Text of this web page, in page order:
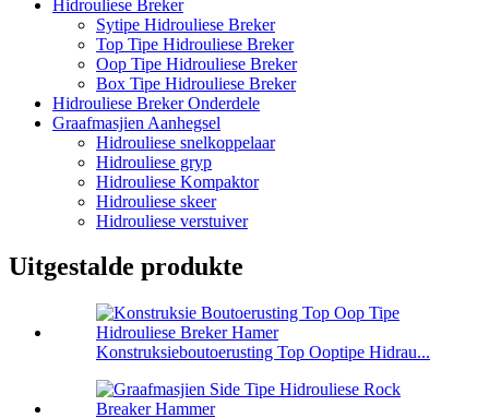
Hidrouliese Breker
Sytipe Hidrouliese Breker
Top Tipe Hidrouliese Breker
Oop Tipe Hidrouliese Breker
Box Tipe Hidrouliese Breker
Hidrouliese Breker Onderdele
Graafmasjien Aanhegsel
Hidrouliese snelkoppelaar
Hidrouliese gryp
Hidrouliese Kompaktor
Hidrouliese skeer
Hidrouliese verstuiver
Uitgestalde produkte
Konstruksieboutoerusting Top Ooptipe Hidrau...